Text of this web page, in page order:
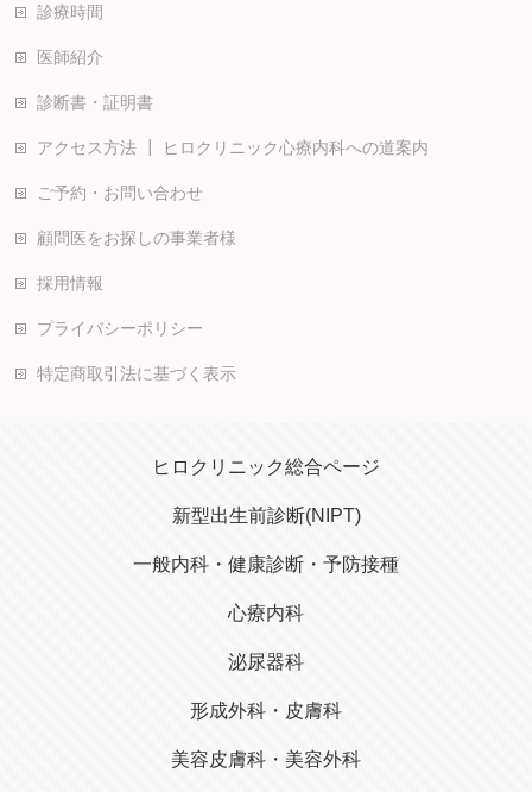
診療時間
医師紹介
診断書・証明書
アクセス方法 ┃ ヒロクリニック心療内科への道案内
ご予約・お問い合わせ
顧問医をお探しの事業者様
採用情報
プライバシーポリシー
特定商取引法に基づく表示
ヒロクリニック総合ページ
新型出生前診断(NIPT)
一般内科・健康診断・予防接種
心療内科
泌尿器科
形成外科・皮膚科
美容皮膚科・美容外科